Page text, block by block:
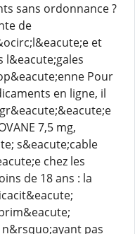
sans ordonnance ?
de
et
l&eacute;gales
Pour
en ligne, il
7,5 mg,
s&eacute;cable
chez les
de 18 ans : la
pas